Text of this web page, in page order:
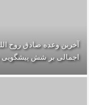
آخرین وعده صادق روح
اجمالی بر شش پیشگویی